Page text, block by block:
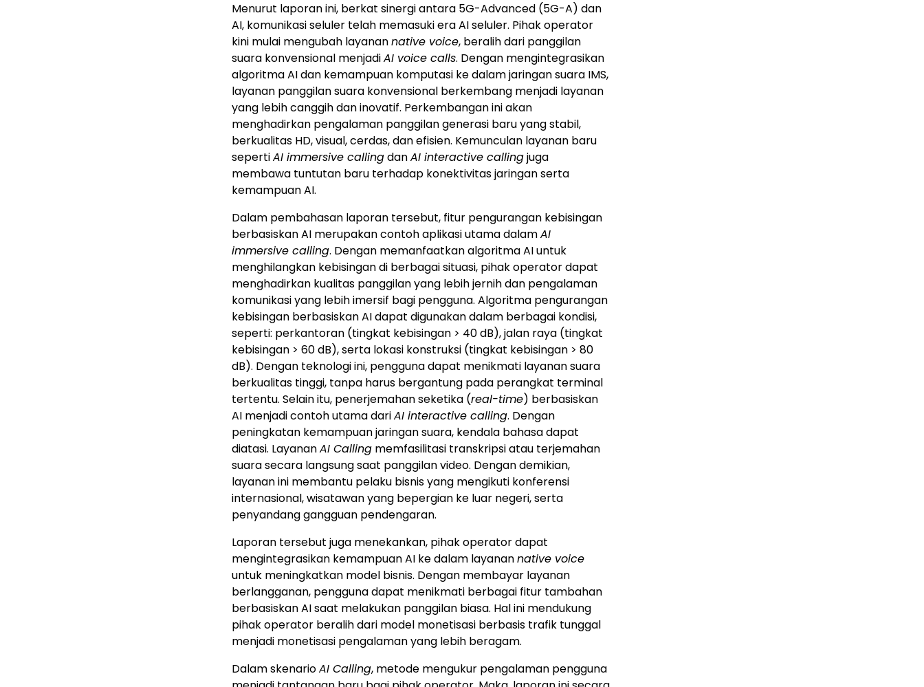
Menurut laporan ini, berkat sinergi antara 5G-Advanced (5G-A) dan
AI, komunikasi seluler telah memasuki era AI seluler. Pihak operator
kini mulai mengubah layanannative voice, beralih dari panggilan
suara konvensional menjadiAI voice calls. Dengan mengintegrasikan
algoritma AI dan kemampuan komputasi ke dalam jaringan suara IMS,
layanan panggilan suara konvensional berkembang menjadi layanan
yang lebih canggih dan inovatif. Perkembangan ini akan
menghadirkan pengalaman panggilan generasi baru yang stabil,
berkualitas HD, visual, cerdas, dan efisien. Kemunculan layanan baru
sepertiAI immersive callingdanAI interactive callingjuga
membawa tuntutan baru terhadap konektivitas jaringan serta
kemampuan AI.
Dalam pembahasan laporan tersebut, fitur pengurangan kebisingan
berbasiskan AI merupakan contoh aplikasi utama dalamAI
immersive calling. Dengan memanfaatkan algoritma AI untuk
menghilangkan kebisingan di berbagai situasi, pihak operator dapat
menghadirkan kualitas panggilan yang lebih jernih dan pengalaman
komunikasi yang lebih imersif bagi pengguna. Algoritma pengurangan
kebisingan berbasiskan AI dapat digunakan dalam berbagai kondisi,
seperti: perkantoran (tingkat kebisingan > 40 dB), jalan raya (tingkat
kebisingan > 60 dB), serta lokasi konstruksi (tingkat kebisingan > 80
dB). Dengan teknologi ini, pengguna dapat menikmati layanan suara
berkualitas tinggi, tanpa harus bergantung pada perangkat terminal
tertentu. Selain itu, penerjemahan seketika (real-time) berbasiskan
AI menjadi contoh utama dariAI interactive calling. Dengan
peningkatan kemampuan jaringan suara, kendala bahasa dapat
diatasi. LayananAI Calling memfasilitasi transkripsi atau terjemahan
suara secara langsung saat panggilan video. Dengan demikian,
layanan ini membantu pelaku bisnis yang mengikuti konferensi
internasional, wisatawan yang bepergian ke luar negeri, serta
penyandang gangguan pendengaran.
Laporan tersebut juga menekankan, pihak operator dapat
mengintegrasikan kemampuan AI ke dalam layanannative voice
untuk meningkatkan model bisnis. Dengan membayar layanan
berlangganan, pengguna dapat menikmati berbagai fitur tambahan
berbasiskan AI saat melakukan panggilan biasa. Hal ini mendukung
pihak operator beralih dari model monetisasi berbasis trafik tunggal
menjadi monetisasi pengalaman yang lebih beragam.
Dalam skenarioAI Calling, metode mengukur pengalaman pengguna